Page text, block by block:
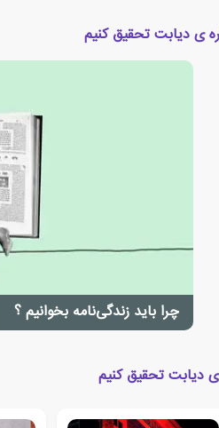
ی دیابت تحقیق کنیم
چرا باید زندگی‌نامه بخوانیم ؟
ی دیابت تحقیق کنیم